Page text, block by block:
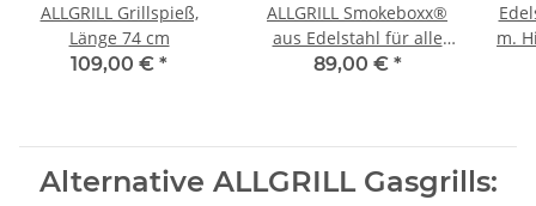
ALLGRILL Grillspieß,
Länge 74 cm
109,00 € *
ALLGRILL Smokeboxx®
aus Edelstahl für alle
Modelle ab Allrounder
89,00 € *
m.
Alternative ALLGRILL Gasgrills: